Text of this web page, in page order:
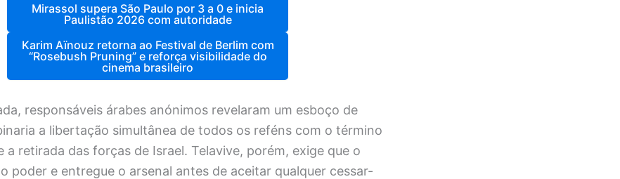
Mirassol supera São Paulo por 3 a 0 e inicia
Paulistão 2026 com autoridade
Karim Aïnouz retorna ao Festival de Berlim com
“Rosebush Pruning” e reforça visibilidade do
cinema brasileiro
responsáveis árabes anónimos revelaram um esboço de
a libertação simultânea de todos os reféns com o término
a retirada das forças de Israel. Telavive, porém, exige que o
poder e entregue o arsenal antes de aceitar qualquer cessar-